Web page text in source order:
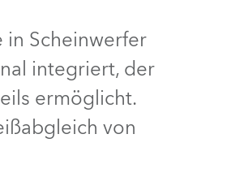
Osten
& Pazifikregion
Königreich und
in Scheinwerfer
integriert, der
ermöglicht.
von